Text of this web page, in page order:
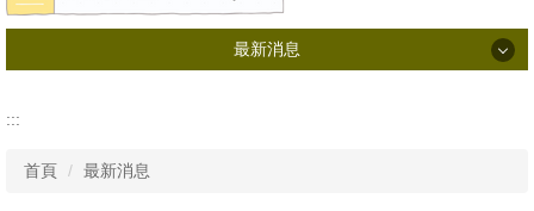
最新消息
:::
首頁 最新消息